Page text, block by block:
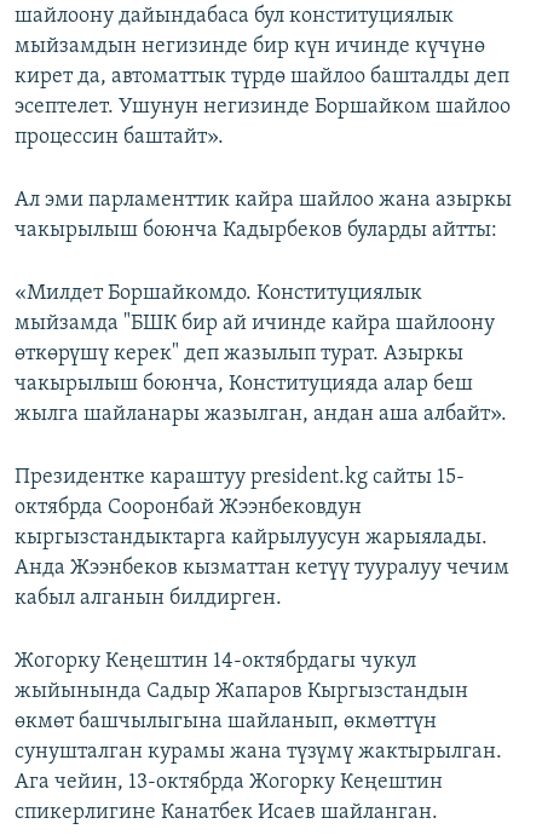
шайлоону дайындабаса бул конституциялык
мыйзамдын негизинде бир күн ичинде күчүнө
кирет да, автоматтык түрдө шайлоо башталды деп
эсептелет. Ушунун негизинде Боршайком шайлоо
процессин баштайт».
Ал эми парламенттик кайра шайлоо жана азыркы
чакырылыш боюнча Кадырбеков буларды айтты:
«Милдет Боршайкомдо. Конституциялык
мыйзамда "БШК бир ай ичинде кайра шайлоону
өткөрүшү керек" деп жазылып турат. Азыркы
чакырылыш боюнча, Конституцияда алар беш
жылга шайланары жазылган, андан аша албайт».
Президентке караштуу president.kg сайты 15-
октябрда Сооронбай Жээнбековдун
кыргызстандыктарга кайрылуусун жарыялады.
Анда Жээнбеков кызматтан кетүү тууралуу чечим
кабыл алганын билдирген.
Жогорку Кеңештин 14-октябрдагы чукул
жыйынында Садыр Жапаров Кыргызстандын
өкмөт башчылыгына шайланып, өкмөттүн
сунушталган курамы жана түзүмү жактырылган.
Ага чейин, 13-октябрда Жогорку Кеңештин
спикерлигине Канатбек Исаев шайланган.